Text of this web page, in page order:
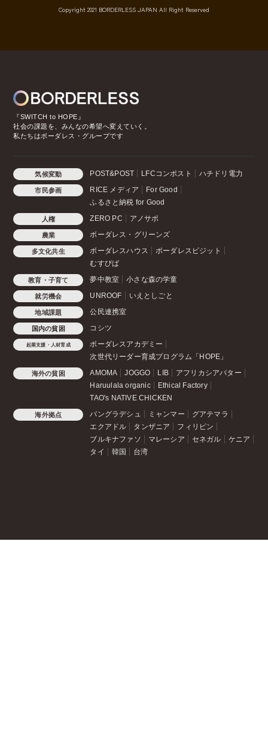
Copyright 2021 BORDERLESS JAPAN All Right Reserved
『SWITCH to HOPE』
社会の課題を、みんなの希望へ変えていく。
私たちはボーダレス・グループです
気候変動 POST&POST LFCコンポスト ハチドリ電力
市民参画 RICE メディア
For Good
ふるさと納税 for Good
人権 ZERO PC アノサポ
農業 ボーダレス・グリーンズ
多文化共生 ボーダレスハウス
ボーダレスビジット
むすびば
教育・子育て 夢中教室 小さな森の学童
就労機会 UNROOF いえとしごと
地域課題 公民連携室
国内の貧困 コシツ
起業支援・人材育成
ボーダレスアカデミー
次世代リーダー育成プログラム「HOPE」
海外の貧困 AMOMA JOGGO LIB
アフリカシアバター
Haruulala organic
Ethical Factory
TAO's NATIVE CHICKEN
海外拠点 バングラデシュ ミャンマー
グアテマラ
エクアドル
タンザニア
フィリピン
ブルキナファソ
マレーシア セネガル
ケニア
タイ
韓国 台湾